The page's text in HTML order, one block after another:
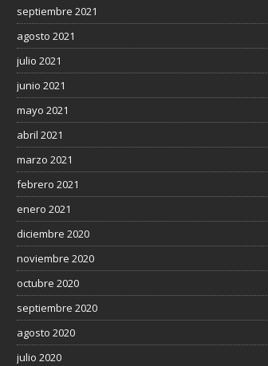
septiembre 2021
agosto 2021
julio 2021
junio 2021
mayo 2021
abril 2021
marzo 2021
febrero 2021
enero 2021
diciembre 2020
noviembre 2020
octubre 2020
septiembre 2020
agosto 2020
julio 2020